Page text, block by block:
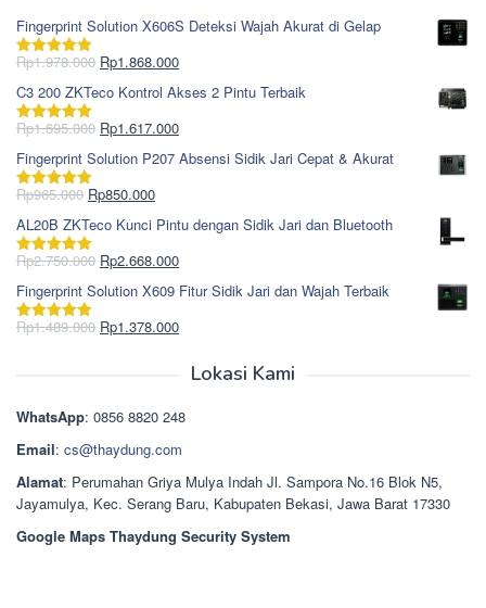
Fingerprint Solution X606S Deteksi Wajah Akurat di Gelap
Dinilai5.00
Rp1.978.000 Harga
aslinya
adalah:
Rp1.978.000.
Rp1.868.000Harga
saat
ini
adalah:
C3 200 ZKTeco Kontrol Akses 2 Pintu Terbaik
Dinilai5.00
Rp1.695.000 Harga
aslinya
adalah:
Rp1.695.000.
Rp1.617.000Harga
saat
ini
Fingerprint Solution P207 Absensi Sidik Jari Cepat & Akurat
Dinilai5.00
Rp965.000 Harga
aslinya
adalah:
Rp965.000.
Rp850.000Harga
saat
ini
adalah:
AL20B ZKTeco Kunci Pintu dengan Sidik Jari dan Bluetooth
Dinilai5.00
Rp2.750.000 Harga
aslinya
adalah:
Rp2.750.000.
Rp2.668.000Harga
saat
ini
adalah:
Fingerprint Solution X609 Fitur Sidik Jari dan Wajah Terbaik
Dinilai5.00
Rp1.489.000 Harga
Rp1.378.000Harga
Rp1.378.000.
Lokasi Kami
WhatsApp: 0856 8820 248
Email: cs@thaydung.com
Alamat: Perumahan Griya Mulya Indah Jl. Sampora No.16 Blok N5,
Jayamulya, Kec. Serang Baru, Kabupaten Bekasi, Jawa Barat 17330
Google Maps Thaydung Security System